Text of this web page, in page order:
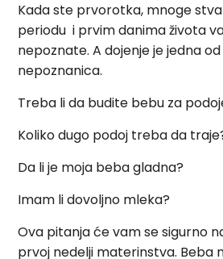
Kada ste prvorotka, mnoge
periodu i prvim danima života
nepoznate. A dojenje je jedna
nepoznanica.
Treba li da budite bebu za
Koliko dugo podoj treba da
Da li je moja beba gladna?
Imam li dovoljno mleka?
Ova pitanja će vam se sigurno
prvoj nedelji materinstva. Beba